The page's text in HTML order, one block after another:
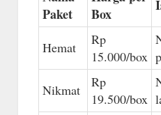
Paket
Box
Hemat
Rp
15.000/box
Nikmat
Rp
19.500/box